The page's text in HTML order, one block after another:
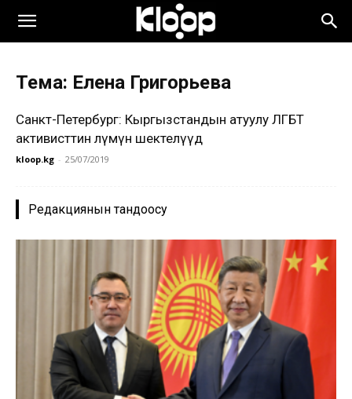
Тема: Елена Григорьева
Санкт-Петербург: Кыргызстандын атуулу ЛГБТ
активисттин өлүмүнө шектелүүдө
kloop.kg - 25/07/2019
Редакциянын тандоосу